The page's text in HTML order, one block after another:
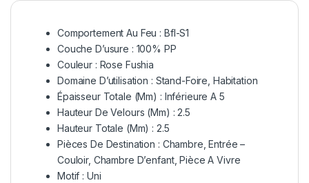
Comportement Au Feu : Bfl-S1
Couche D’usure : 100% PP
Couleur : Rose Fushia
Domaine D’utilisation : Stand-Foire, Habitation
Épaisseur Totale (Mm) : Inférieure A 5
Hauteur De Velours (Mm) : 2.5
Hauteur Totale (Mm) : 2.5
Pièces De Destination : Chambre, Entrée –
Couloir, Chambre D’enfant, Pièce A Vivre
Motif : Uni